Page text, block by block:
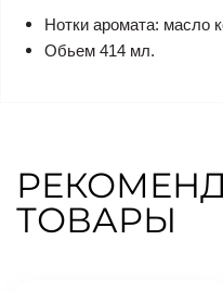
Нотки аромата: масло
Обьем 414 мл.
ТОВАРЫ